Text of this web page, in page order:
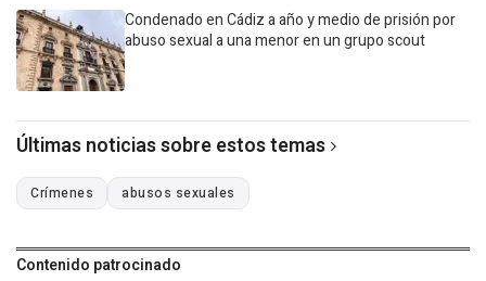
Condenado en Cádiz a año y medio de prisión por
abuso sexual a una menor en un grupo scout
Últimas noticias sobre estos temas
Crímenes abusos sexuales
Contenido patrocinado